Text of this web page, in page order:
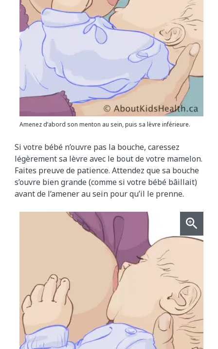
Amenez d’abord son menton au sein, puis sa lèvre inférieure.
Si votre bébé n’ouvre pas la bouche, caressez
légèrement sa lèvre avec le bout de votre mamelon.
Faites preuve de patience. Attendez que sa bouche
s’ouvre bien grande (comme si votre bébé bâillait)
avant de l’amener au sein pour qu’il le prenne.